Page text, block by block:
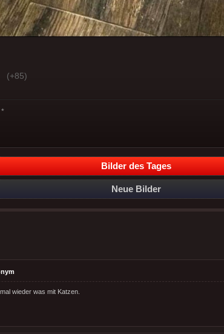
(+85)
Bilder des Tages
Neue Bilder
wieder was mit Katzen.